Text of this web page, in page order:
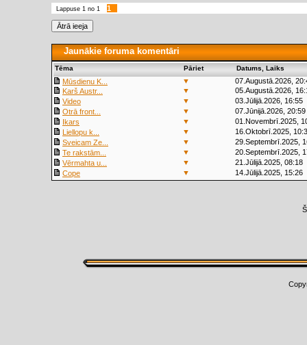
Lappuse 1 no 1 1
Jaunākie foruma komentāri
Tēma Pāriet Datums, Laiks
Mūsdienu K... ▼
07.Augustā.2026,
Karš Austr...
▼
05.Augustā.2026,
Video
▼
03.Jūlijā.2026, 16:55
Otrā front...
▼
07.Jūnijā.2026, 20:59
Ikars
▼
01.Novembrī.2025,
Liellopu k...
▼
16.Oktobrī.2025,
Sveicam Ze...
▼
29.Septembrī.2025,
Te rakstām...
▼
20.Septembrī.2025,
Vērmahta u...
▼
21.Jūlijā.2025, 08:18
Cope
▼ 14.Jūlijā.2025, 15:26